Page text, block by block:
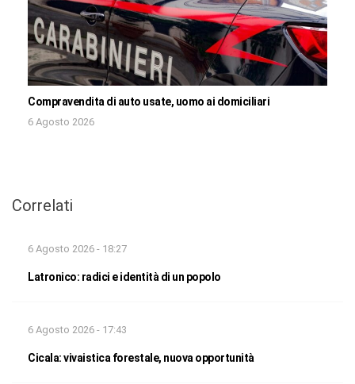
Compravendita di auto usate, uomo ai domiciliari
6 Agosto 2026
Correlati
6 Agosto 2026 - 18:27
Latronico: radici e identità di un popolo
6 Agosto 2026 - 17:43
Cicala: vivaistica forestale, nuova opportunità